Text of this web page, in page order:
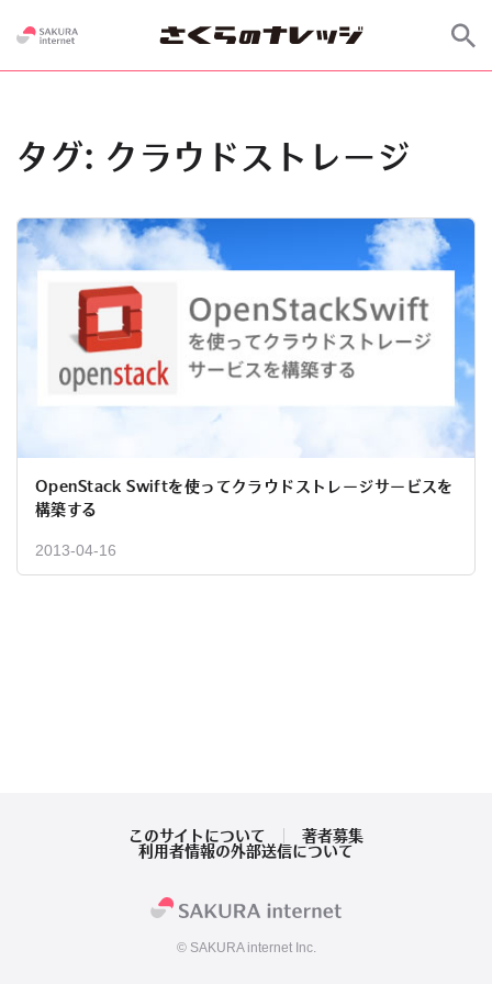
タグ: クラウドストレージ
OpenStack Swiftを使ってクラウドストレージサービスを
構築する
2013-04-16
このサイトについて
著者募集
利用者情報の外部送信について
© SAKURA internet Inc.